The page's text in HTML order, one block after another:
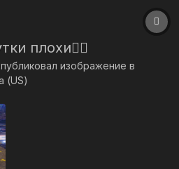
плохи👮‍♂️​​​​​​​
изображение в
(US)